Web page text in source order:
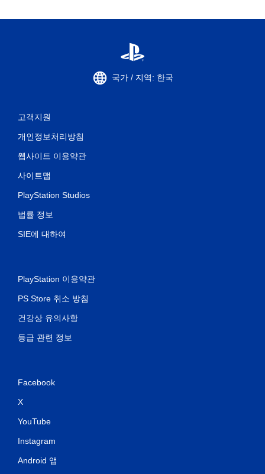
국가 / 지역: 한국
고객지원
개인정보처리방침
웹사이트 이용약관
사이트맵
PlayStation Studios
법률 정보
SIE에 대하여
PlayStation 이용약관
PS Store 취소 방침
건강상 유의사항
등급 관련 정보
Facebook
X
YouTube
Instagram
Android 앱